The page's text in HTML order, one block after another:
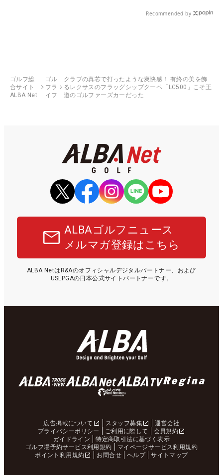
Recommended by
ゴルフ総
合サイト
ALBA Net
ゴル
フラ
イフ
クラブの真芯で打ったような爽快感！ 有終の美を飾
るレクサスのフラッグシップクーペ「LC500」こそ王
道のゴルファーズカーだった
ALBAゴルフニュース
メルマガ登録はこちら
ALBA NetはR&Aのオフィシャルデジタルパートナー、および
USLPGAの日本公式サイトパートナーです。
広告掲載について スタッフ募集
運営会社
プライバシーポリシー
ご利用に際して
会員規約
ガイドライン
特定商取引法に基づく表示
ゴルフ場予約サービス利用規約
マイページサービス利用規約
ポイント利用規約
お問合せ ヘルプ サイトマップ